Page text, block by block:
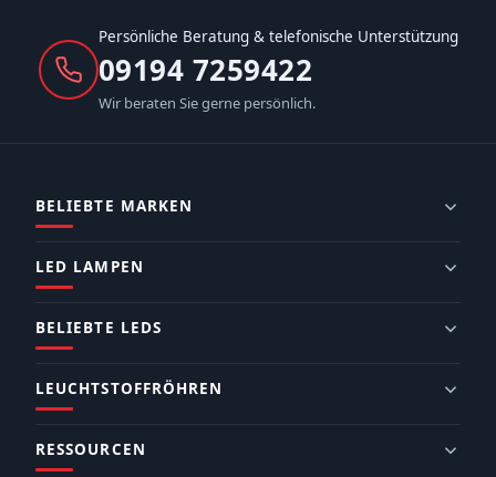
Persönliche Beratung & telefonische Unterstützung
09194 7259422
Wir beraten Sie gerne persönlich.
BELIEBTE MARKEN
LED LAMPEN
BELIEBTE LEDS
LEUCHTSTOFFRÖHREN
RESSOURCEN